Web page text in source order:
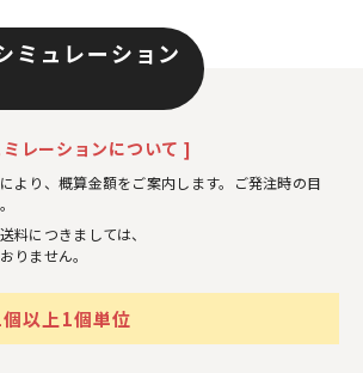
ミュレーション
レーションについて ]
より、概算金額をご案内します。ご発注時の目
料につきましては、
りません。
以上1個単位